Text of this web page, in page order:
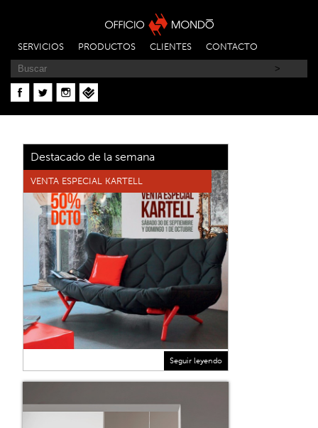
SERVICIOS PRODUCTOS CLIENTES CONTACTO
Destacado de la semana
VENTA ESPECIAL KARTELL
Seguir leyendo